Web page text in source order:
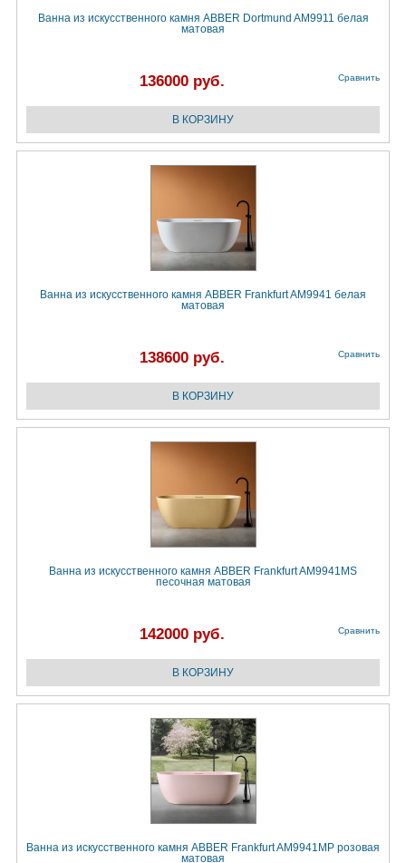
Ванна из искусственного камня ABBER Dortmund AM9911 белая
матовая
136000 руб. Сравнить
Ванна из искусственного камня ABBER Frankfurt AM9941 белая
матовая
138600 руб. Сравнить
Ванна из искусственного камня ABBER Frankfurt AM9941MS
песочная матовая
142000 руб. Сравнить
Ванна из искусственного камня ABBER Frankfurt AM9941MP розовая
матовая